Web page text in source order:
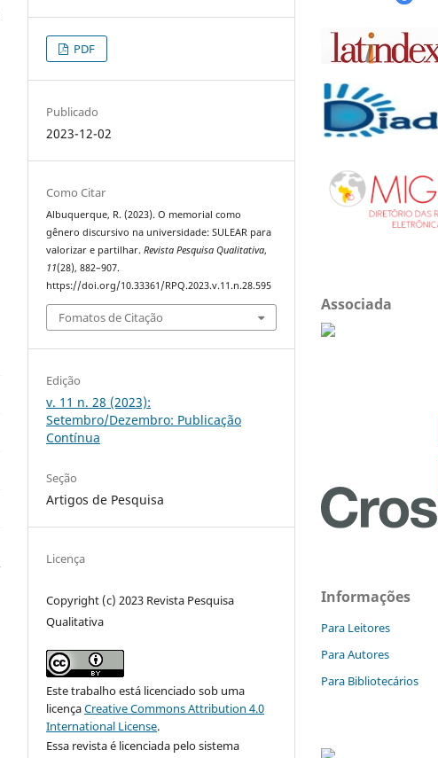
PDF
Publicado
2023-12-02
Como Citar
Albuquerque, R. (2023). O memorial como
gênero discursivo na universidade: SULEAR para
valorizar e partilhar.Revista Pesquisa Qualitativa,
11(28), 882–907.
https://doi.org/10.33361/RPQ.2023.v.11.n.28.595
Fomatos de Citação
Edição
v. 11 n. 28 (2023):
Setembro/Dezembro: Publicação
Contínua
Seção
Artigos de Pesquisa
Licença
Copyright (c) 2023 Revista Pesquisa
Qualitativa
Este trabalho está licenciado sob uma
licençaCreative Commons Attribution 4.0
International License.
Essa revista é licenciada pelo sistema
Associada
Informações
Para Leitores
Para Autores
Para Bibliotecários